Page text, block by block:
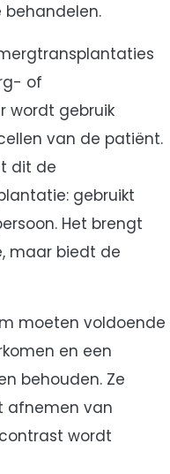
of
wordt gebruik
van de patiënt.
dit de
gebruikt
Het brengt
maar biedt de
moeten voldoende
en een
behouden. Ze
afnemen van
wordt